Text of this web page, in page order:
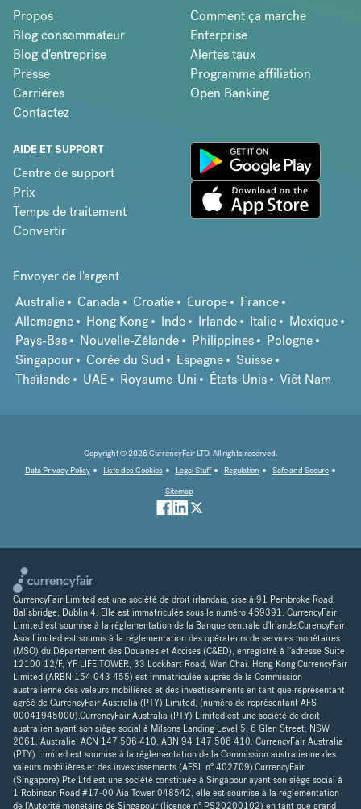
Propos
Blog consommateur
Blog d'entreprise
Presse
Carrières
Contactez
Comment ça marche
Enterprise
Alertes taux
Programme affiliation
Open Banking
AIDE ET SUPPORT
Centre de support
Prix
Temps de traitement
Convertir
Envoyer de l'argent
Australie
Canada Croatie Europe
France
Allemagne
Hong Kong Inde Irlande Italie
Mexique
Pays-Bas
Nouvelle-Zélande Philippines
Pologne
Singapour
Corée du Sud Espagne
Suisse
Thaïlande
UAE Royaume-Uni États-Unis Viêt Nam
Copyright © 2026 CurrencyFair LTD. All rights reserved.
Data Privacy Policy
Liste des Cookies Legal Stuff Regulation
Safe and Secure
Sitemap
CurrencyFair Limited est une société de droit irlandais, sise à 91 Pembroke Road,
Ballsbridge, Dublin 4. Elle est immatriculée sous le numéro 469391. CurrencyFair
Limited est soumise à la réglementation de la Banque centrale d'Irlande.CurencyFair
Asia Limited est soumis à la réglementation des opérateurs de services monétaires
(MSO) du Département des Douanes et Accises (C&ED), enregistré à l'adresse Suite
12100 12/F, YF LIFE TOWER, 33 Lockhart Road, Wan Chai. Hong Kong.CurrencyFair
Limited (ARBN 154 043 455) est immatriculée auprès de la Commission
australienne des valeurs mobilières et des investissements en tant que représentant
agréé de CurrencyFair Australia (PTY) Limited, (numéro de représentant AFS
00041945000).CurrencyFair Australia (PTY) Limited est une société de droit
australien ayant son siège social à Milsons Landing Level 5, 6 Glen Street, NSW
2061, Australie. ACN 147 506 410, ABN 94 147 506 410. CurrencyFair Australia
(PTY) Limited est soumise à la réglementation de la Commission australienne des
valeurs mobilières et des investissements (AFSL n° 402709).CurrencyFair
(Singapore) Pte Ltd est une société constituée à Singapour ayant son siège social à
1 Robinson Road #17-00 Aia Tower 048542, elle est soumise à la réglementation
de l'Autorité monétaire de Singapour (licence n° PS20200102) en tant que grand